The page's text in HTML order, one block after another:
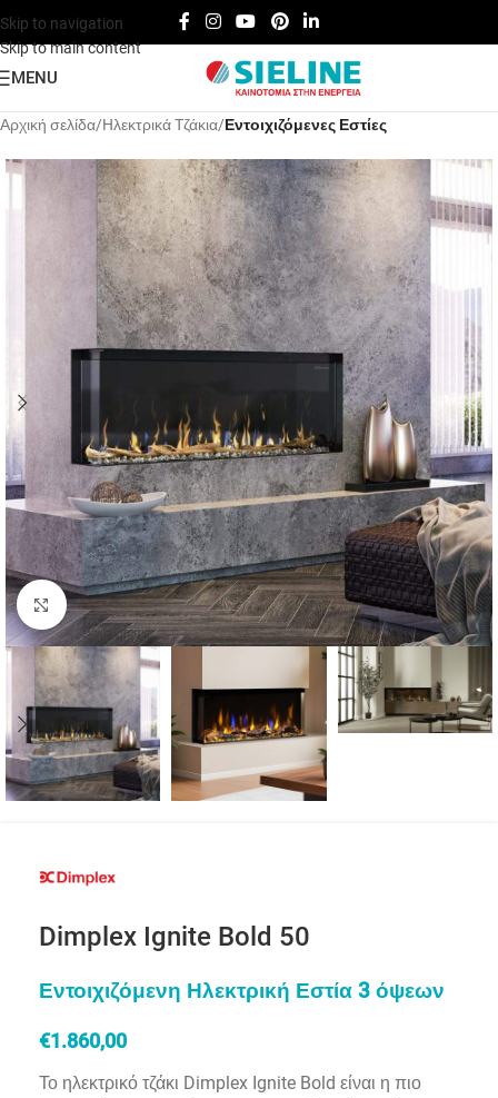
Skip to navigation
Skip to main content
MENU
Αρχική σελίδα Hλεκτρικά Tζάκια Εντοιχιζόμενες Εστίες
Click to enlarge
Dimplex Ignite Bold 50
Εντοιχιζόμενη Ηλεκτρική Εστία 3 όψεων
€1.860,00
Το ηλεκτρικό τζάκι Dimplex Ignite Bold είναι η πιο